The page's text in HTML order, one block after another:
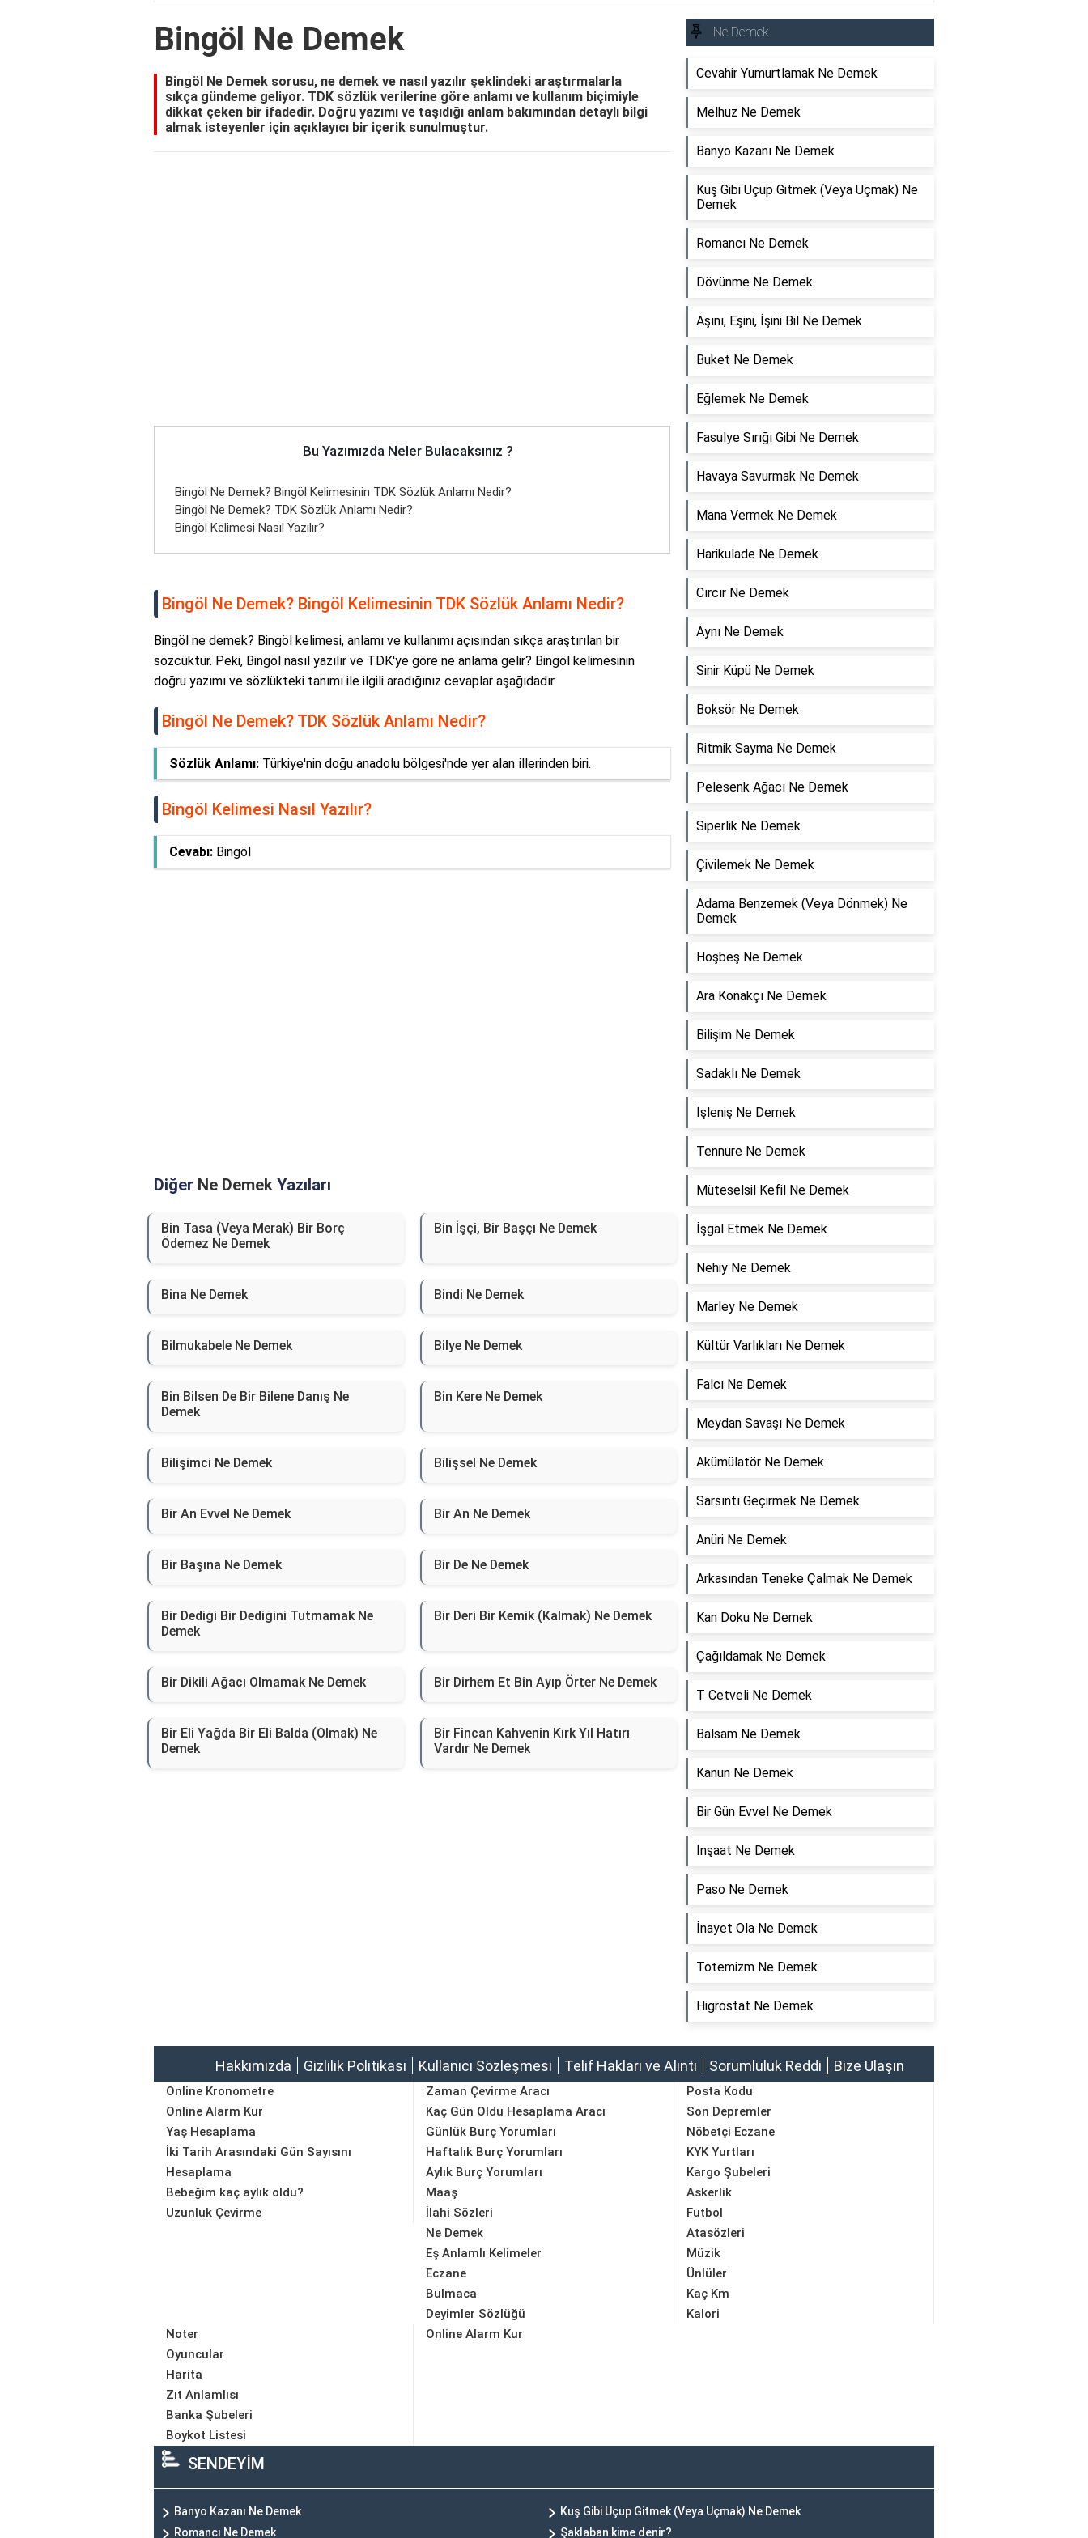
Bingöl Ne Demek
Bingöl Ne Demek sorusu, ne demek ve nasıl yazılır şeklindeki araştırmalarla
sıkça gündeme geliyor. TDK sözlük verilerine göre anlamı ve kullanım biçimiyle
dikkat çeken bir ifadedir. Doğru yazımı ve taşıdığı anlam bakımından detaylı bilgi
almak isteyenler için açıklayıcı bir içerik sunulmuştur.
Bu Yazımızda Neler Bulacaksınız ?
Bingöl Ne Demek? Bingöl Kelimesinin TDK Sözlük Anlamı Nedir?
Bingöl Ne Demek? TDK Sözlük Anlamı Nedir?
Bingöl Kelimesi Nasıl Yazılır?
Bingöl Ne Demek? Bingöl Kelimesinin TDK Sözlük Anlamı Nedir?
Bingöl ne demek? Bingöl kelimesi, anlamı ve kullanımı açısından sıkça araştırılan bir
sözcüktür. Peki, Bingöl nasıl yazılır ve TDK'ye göre ne anlama gelir? Bingöl kelimesinin
doğru yazımı ve sözlükteki tanımı ile ilgili aradığınız cevaplar aşağıdadır.
Bingöl Ne Demek? TDK Sözlük Anlamı Nedir?
Sözlük Anlamı: Türkiye'nin doğu anadolu bölgesi'nde yer alan i̇llerinden biri.
Bingöl Kelimesi Nasıl Yazılır?
Cevabı: Bingöl
Diğer Ne Demek Yazıları
Bin Tasa (Veya Merak) Bir Borç
Ödemez Ne Demek
Bin İşçi, Bir Başçı Ne Demek
Bina Ne Demek Bindi Ne Demek
Bilmukabele Ne Demek Bilye Ne Demek
Bin Bilsen De Bir Bilene Danış Ne
Demek
Bin Kere Ne Demek
Bilişimci Ne Demek Bilişsel Ne Demek
Bir An Evvel Ne Demek Bir An Ne Demek
Bir Başına Ne Demek Bir De Ne Demek
Bir Dediği Bir Dediğini Tutmamak Ne
Demek
Bir Deri Bir Kemik (Kalmak) Ne Demek
Bir Dikili Ağacı Olmamak Ne Demek Bir Dirhem Et Bin Ayıp Örter Ne Demek
Bir Eli Yağda Bir Eli Balda (Olmak) Ne
Demek
Bir Fincan Kahvenin Kırk Yıl Hatırı
Vardır Ne Demek
Ne Demek
Cevahir Yumurtlamak Ne Demek
Melhuz Ne Demek
Banyo Kazanı Ne Demek
Kuş Gibi Uçup Gitmek (Veya Uçmak) Ne
Demek
Romancı Ne Demek
Dövünme Ne Demek
Aşını, Eşini, İşini Bil Ne Demek
Buket Ne Demek
Eğlemek Ne Demek
Fasulye Sırığı Gibi Ne Demek
Havaya Savurmak Ne Demek
Mana Vermek Ne Demek
Harikulade Ne Demek
Cırcır Ne Demek
Aynı Ne Demek
Sinir Küpü Ne Demek
Boksör Ne Demek
Ritmik Sayma Ne Demek
Pelesenk Ağacı Ne Demek
Siperlik Ne Demek
Çivilemek Ne Demek
Adama Benzemek (Veya Dönmek) Ne
Demek
Hoşbeş Ne Demek
Ara Konakçı Ne Demek
Bilişim Ne Demek
Sadaklı Ne Demek
İşleniş Ne Demek
Tennure Ne Demek
Müteselsil Kefil Ne Demek
İşgal Etmek Ne Demek
Nehiy Ne Demek
Marley Ne Demek
Kültür Varlıkları Ne Demek
Falcı Ne Demek
Meydan Savaşı Ne Demek
Akümülatör Ne Demek
Sarsıntı Geçirmek Ne Demek
Anüri Ne Demek
Arkasından Teneke Çalmak Ne Demek
Kan Doku Ne Demek
Çağıldamak Ne Demek
T Cetveli Ne Demek
Balsam Ne Demek
Kanun Ne Demek
Bir Gün Evvel Ne Demek
İnşaat Ne Demek
Paso Ne Demek
İnayet Ola Ne Demek
Totemizm Ne Demek
Higrostat Ne Demek
Hakkımızda Gizlilik Politikası Kullanıcı Sözleşmesi Telif Hakları ve Alıntı Sorumluluk Reddi Bize Ulaşın
Online Kronometre
Online Alarm Kur
Yaş Hesaplama
İki Tarih Arasındaki Gün Sayısını
Hesaplama
Bebeğim kaç aylık oldu?
Uzunluk Çevirme
Zaman Çevirme Aracı
Kaç Gün Oldu Hesaplama Aracı
Günlük Burç Yorumları
Haftalık Burç Yorumları
Aylık Burç Yorumları
Maaş
Posta Kodu
Son Depremler
Nöbetçi Eczane
KYK Yurtları
Kargo Şubeleri
Askerlik
İlahi Sözleri
Ne Demek
Eş Anlamlı Kelimeler
Eczane
Bulmaca
Deyimler Sözlüğü
Futbol
Atasözleri
Müzik
Ünlüler
Kaç Km
Kalori
Noter
Oyuncular
Harita
Zıt Anlamlısı
Banka Şubeleri
Boykot Listesi
Online Alarm Kur
SENDEYİM
Banyo Kazanı Ne Demek
Kuş Gibi Uçup Gitmek (Veya Uçmak) Ne Demek
Romancı Ne Demek
Şaklaban kime denir?